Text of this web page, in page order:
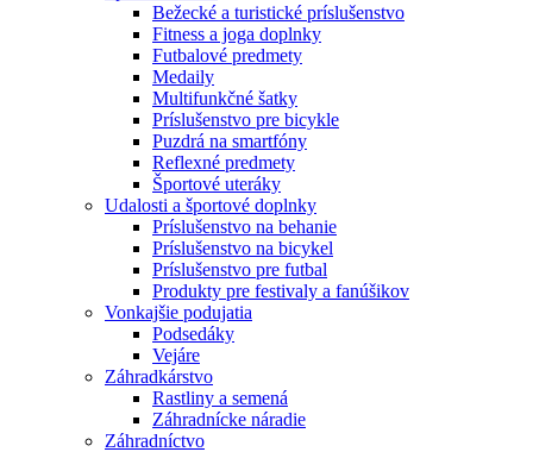
Bežecké a turistické príslušenstvo
Fitness a joga doplnky
Futbalové predmety
Medaily
Multifunkčné šatky
Príslušenstvo pre bicykle
Puzdrá na smartfóny
Reflexné predmety
Športové uteráky
Udalosti a športové doplnky
Príslušenstvo na behanie
Príslušenstvo na bicykel
Príslušenstvo pre futbal
Produkty pre festivaly a fanúšikov
Vonkajšie podujatia
Podsedáky
Vejáre
Záhradkárstvo
Rastliny a semená
Záhradnícke náradie
Záhradníctvo